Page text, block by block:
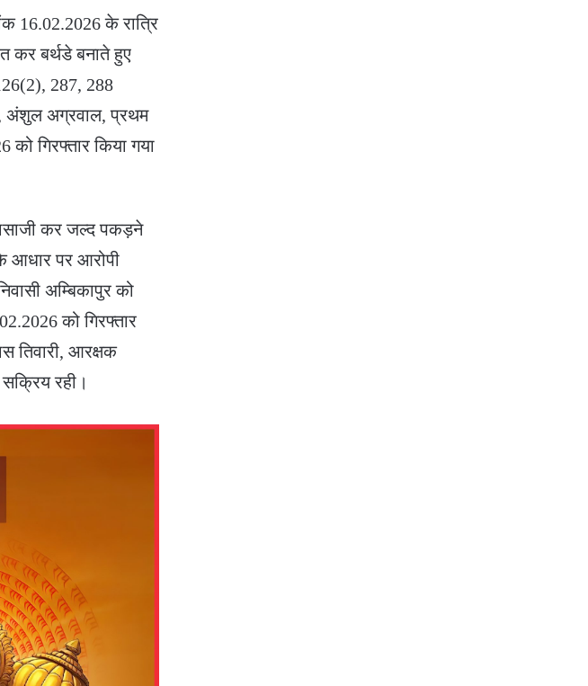
16.02.2026 के रात्रि
कर बर्थडे बनाते हुए
287, 288
अंशुल अग्रवाल, प्रथम
गिरफ्तार किया गया
कर जल्द पकड़ने
आधार पर आरोपी
अम्बिकापुर को
को गिरफ्तार
तिवारी, आरक्षक
रही।